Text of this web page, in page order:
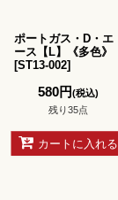
ポートガス・D・エ
ース【L】《多色》
[ST13-002]
580円(税込)
残り35点
カートに入れる